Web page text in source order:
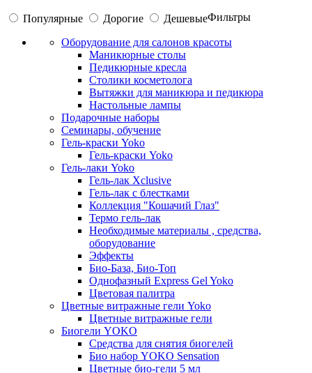
Популярные Дорогие ДешевыеФильтры
Оборудование для салонов красоты
Маникюрные столы
Педикюрные кресла
Столики косметолога
Вытяжки для маникюра и педикюра
Настольные лампы
Подарочные наборы
Семинары, обучение
Гель-краски Yoko
Гель-краски Yoko
Гель-лаки Yoko
Гель-лак Xclusive
Гель-лак с блестками
Коллекция "Кошачий Глаз"
Термо гель-лак
Необходимые материалы , средства,
оборудование
Эффекты
Био-База, Био-Топ
Однофазный Express Gel Yoko
Цветовая палитра
Цветные витражные гели Yoko
Цветные витражные гели
Биогели YOKO
Средства для снятия биогелей
Био набор YOKO Sensation
Цветные био-гели 5 мл